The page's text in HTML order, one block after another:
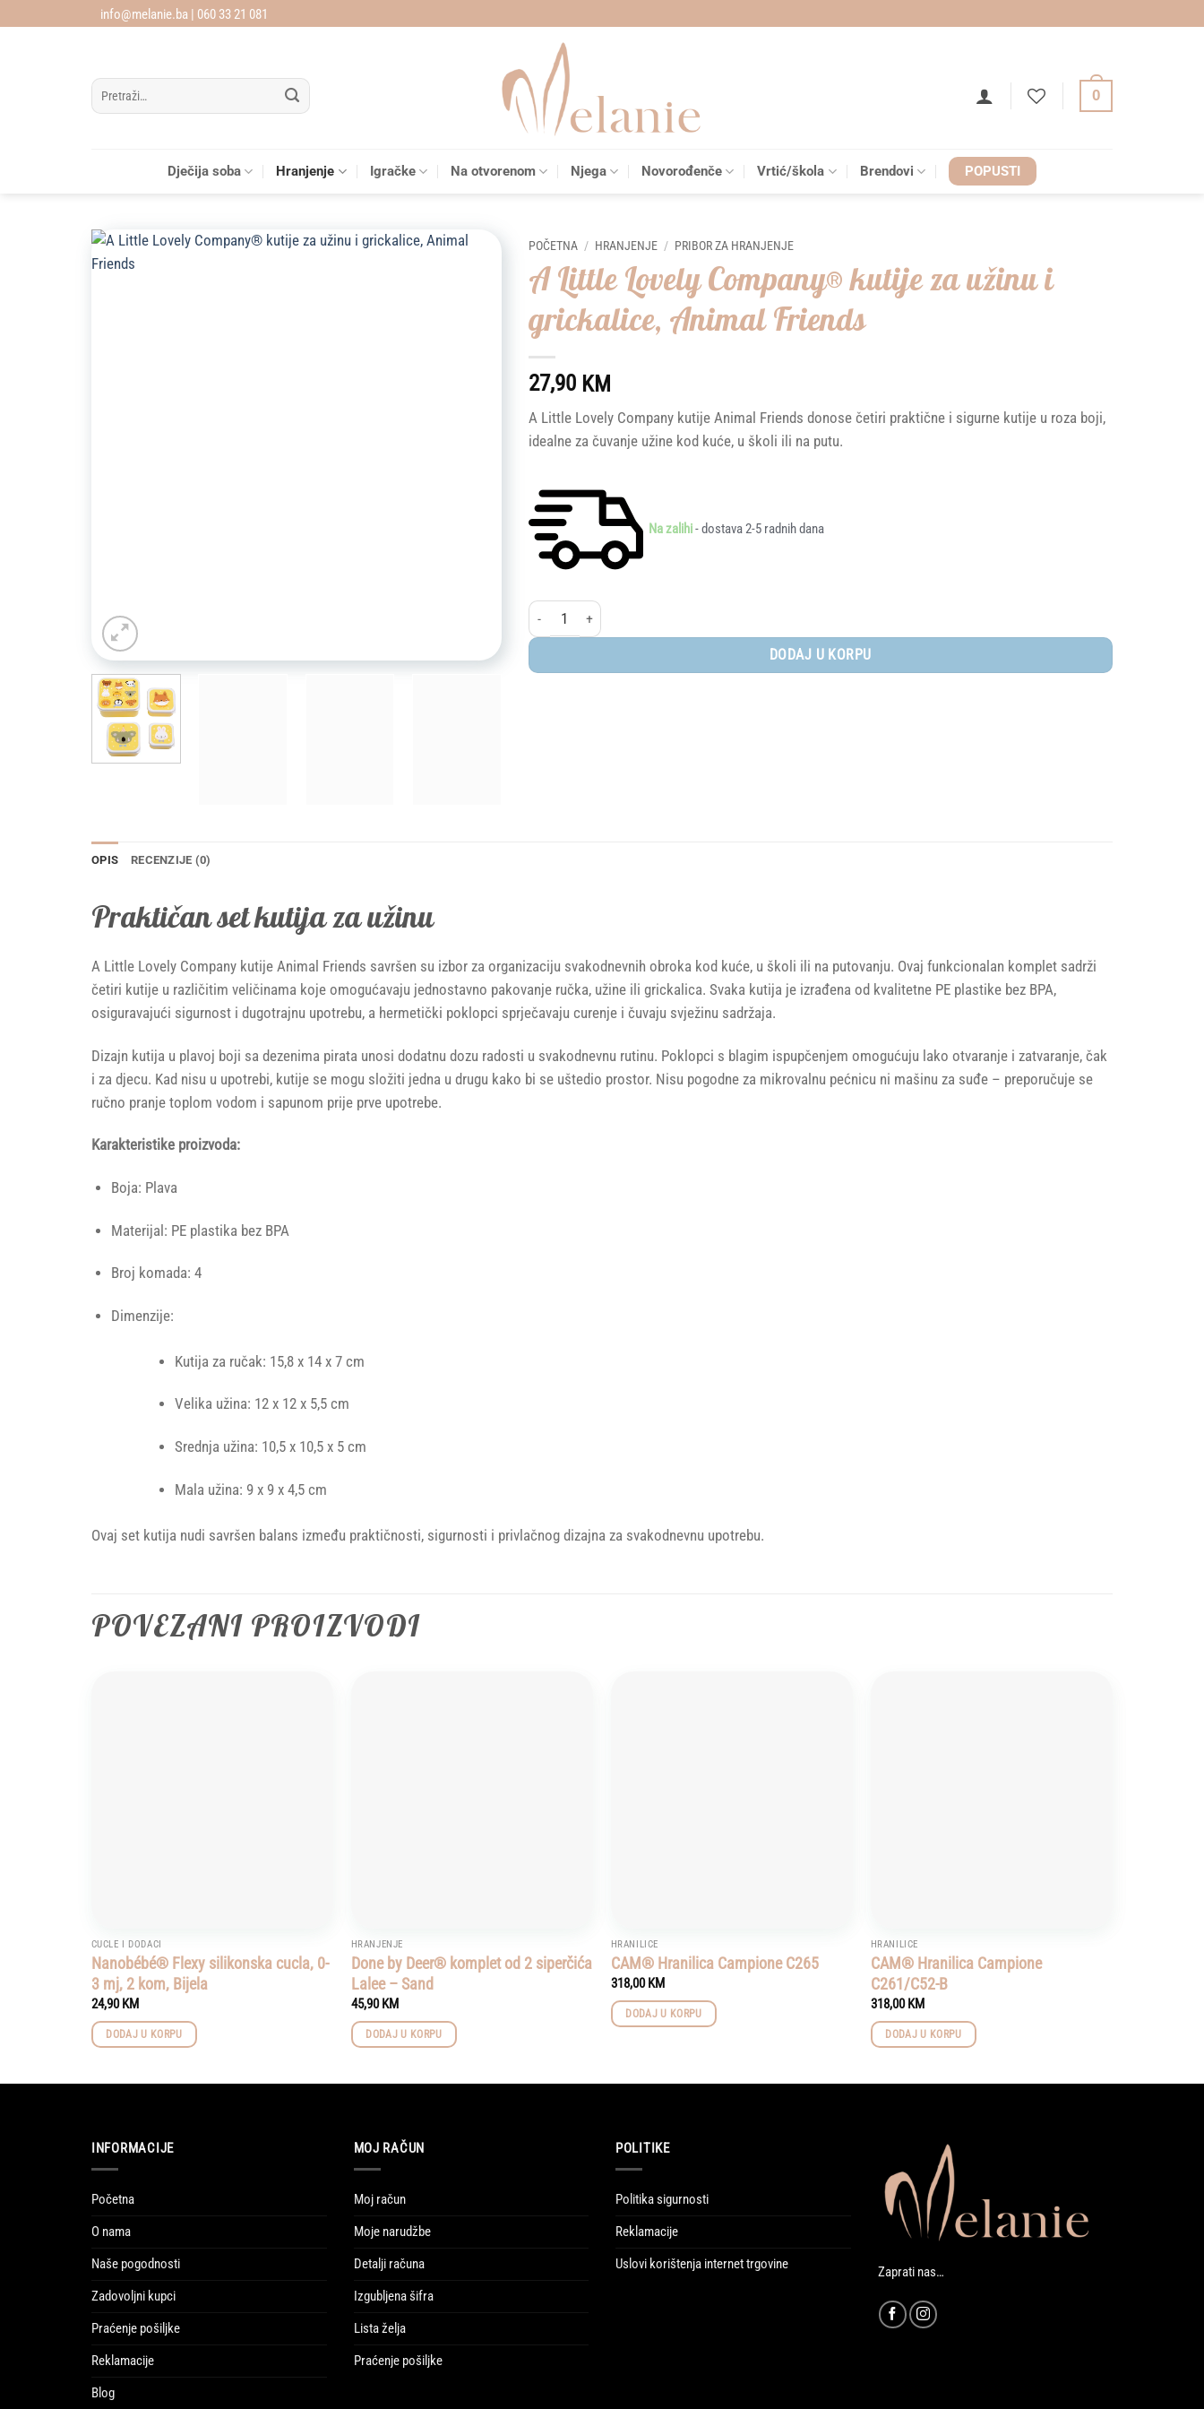
info@melanie.ba | 060 33 21 081
Pretraži:
0
Dječija soba Hranjenje Igračke Na otvorenom Njega Novorođenče Vrtić/škola Brendovi POPUSTI
POČETNA / HRANJENJE / PRIBOR ZA HRANJENJE
A Little Lovely Company® kutije za užinu i
grickalice, Animal Friends
27,90 KM
A Little Lovely Company kutije Animal Friends donose četiri praktične i sigurne kutije u roza boji,
idealne za čuvanje užine kod kuće, u školi ili na putu.
Na zalihi- dostava 2-5 radnih dana
A Little Lovely Company® kutije za užinu i grickalice, Animal Friends količina
DODAJ U KORPU
OPIS RECENZIJE (0)
Praktičan set kutija za užinu
A Little Lovely Company kutije Animal Friends savršen su izbor za organizaciju svakodnevnih obroka kod kuće, u školi ili na putovanju. Ovaj funkcionalan komplet sadrži
četiri kutije u različitim veličinama koje omogućavaju jednostavno pakovanje ručka, užine ili grickalica. Svaka kutija je izrađena od kvalitetne PE plastike bez BPA,
osiguravajući sigurnost i dugotrajnu upotrebu, a hermetički poklopci sprječavaju curenje i čuvaju svježinu sadržaja.
Dizajn kutija u plavoj boji sa dezenima pirata unosi dodatnu dozu radosti u svakodnevnu rutinu. Poklopci s blagim ispupčenjem omogućuju lako otvaranje i zatvaranje, čak
i za djecu. Kad nisu u upotrebi, kutije se mogu složiti jedna u drugu kako bi se uštedio prostor. Nisu pogodne za mikrovalnu pećnicu ni mašinu za suđe – preporučuje se
ručno pranje toplom vodom i sapunom prije prve upotrebe.
Karakteristike proizvoda:
Boja: Plava
Materijal: PE plastika bez BPA
Broj komada: 4
Dimenzije:
Kutija za ručak: 15,8 x 14 x 7 cm
Velika užina: 12 x 12 x 5,5 cm
Srednja užina: 10,5 x 10,5 x 5 cm
Mala užina: 9 x 9 x 4,5 cm
Ovaj set kutija nudi savršen balans između praktičnosti, sigurnosti i privlačnog dizajna za svakodnevnu upotrebu.
POVEZANI PROIZVODI
CUCLE I DODACI
Nanobébé® Flexy silikonska cucla, 0-
3 mj, 2 kom, Bijela
24,90KM
DODAJ U KORPU
HRANJENJE
Done by Deer® komplet od 2 siperčića
Lalee – Sand
45,90KM
DODAJ U KORPU
HRANILICE
CAM® Hranilica Campione C265
318,00KM
DODAJ U KORPU
HRANILICE
CAM® Hranilica Campione
C261/C52-B
318,00KM
DODAJ U KORPU
INFORMACIJE
Početna
O nama
Naše pogodnosti
Zadovoljni kupci
Praćenje pošiljke
Reklamacije
Blog
MOJ RAČUN
Moj račun
Moje narudžbe
Detalji računa
Izgubljena šifra
Lista želja
Praćenje pošiljke
POLITIKE
Politika sigurnosti
Reklamacije
Uslovi korištenja internet trgovine
Zaprati nas…